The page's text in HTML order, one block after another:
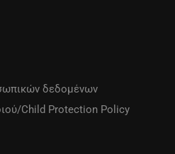
δεδομένων
Child Protection Policy